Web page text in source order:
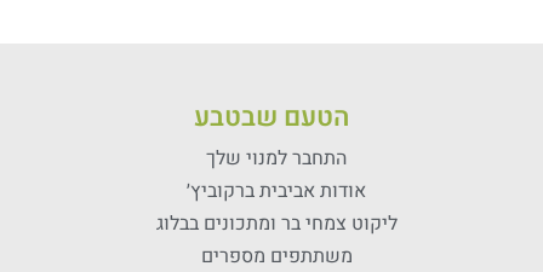
הטעם שבטבע
התחבר למנוי שלך
אודות אביבית ברקוביץ׳
ליקוט צמחי בר ומתכונים בבלוג
משתתפים מספרים